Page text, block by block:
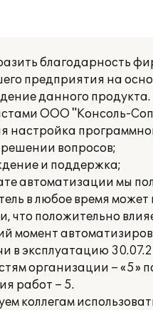
благодарность
предприятия на
данного продукта.
ООО "Консоль-
настройка
вопросов;
и поддержка;
автоматизации мы
в любое время
что положительно
момент
в эксплуатацию
организации – «5»
работ – 5.
коллегам